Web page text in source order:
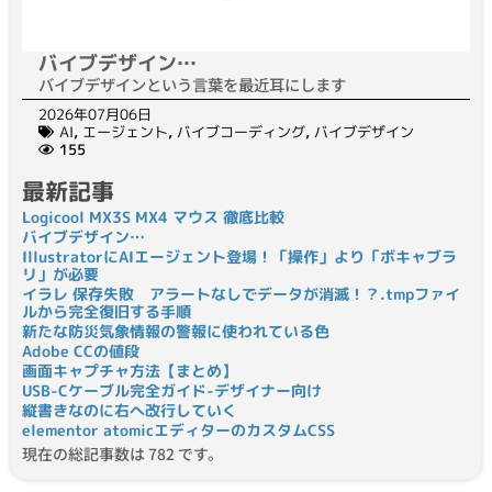
バイブデザイン…
バイブデザインという言葉を最近耳にします
2026年07月06日
AI, エージェント, バイブコーディング, バイブデザイン
155
最新記事
Logicool MX3S MX4 マウス 徹底比較
バイブデザイン…
IllustratorにAIエージェント登場！「操作」より「ボキャブラ
リ」が必要
イラレ 保存失敗 アラートなしでデータが消滅！？.tmpファイ
ルから完全復旧する手順
新たな防災気象情報の警報に使われている色
Adobe CCの値段
画面キャプチャ方法【まとめ】
USB-Cケーブル完全ガイド-デザイナー向け
縦書きなのに右へ改行していく
elementor atomicエディターのカスタムCSS
現在の総記事数は 782 です。